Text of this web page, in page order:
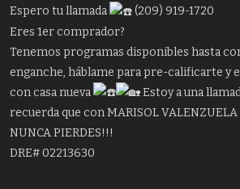
Espero tu llamada
(209) 919-1720
Eres 1er comprador?
Tenemos programas disponibles hasta
enganche, háblame para pre-calificarte y
con casa nueva
Estoy a una
recuerda que con MARISOL VALENZUELA
NUNCA PIERDES!!!
DRE# 02213630